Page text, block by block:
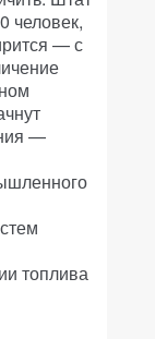
человек,
— с
—
топлива